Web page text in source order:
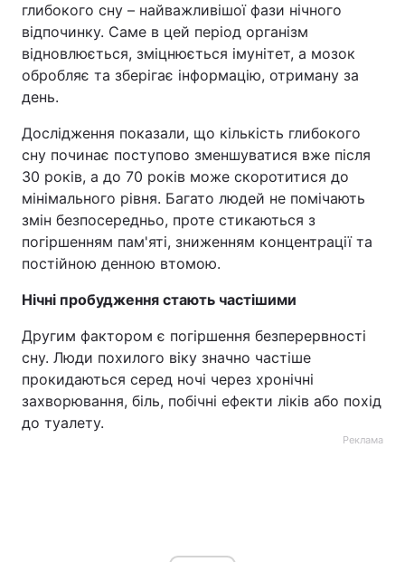
глибокого сну – найважливішої фази нічного
відпочинку. Саме в цей період організм
відновлюється, зміцнюється імунітет, а мозок
обробляє та зберігає інформацію, отриману за
день.
Дослідження показали, що кількість глибокого
сну починає поступово зменшуватися вже після
30 років, а до 70 років може скоротитися до
мінімального рівня. Багато людей не помічають
змін безпосередньо, проте стикаються з
погіршенням пам'яті, зниженням концентрації та
постійною денною втомою.
Нічні пробудження стають частішими
Другим фактором є погіршення безперервності
сну. Люди похилого віку значно частіше
прокидаються серед ночі через хронічні
захворювання, біль, побічні ефекти ліків або похід
до туалету.
Реклама